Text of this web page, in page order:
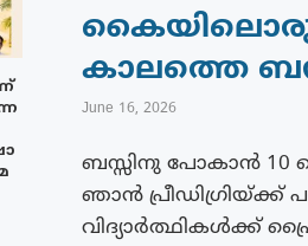
കൈയിലൊരു
കാലത്തെ
June 16, 2026
ബസ്സിനു പോകാൻ 10
ഞാൻ പ്രീഡിഗ്രിയ്ക്ക്
വിദ്യാർത്ഥികൾക്ക്